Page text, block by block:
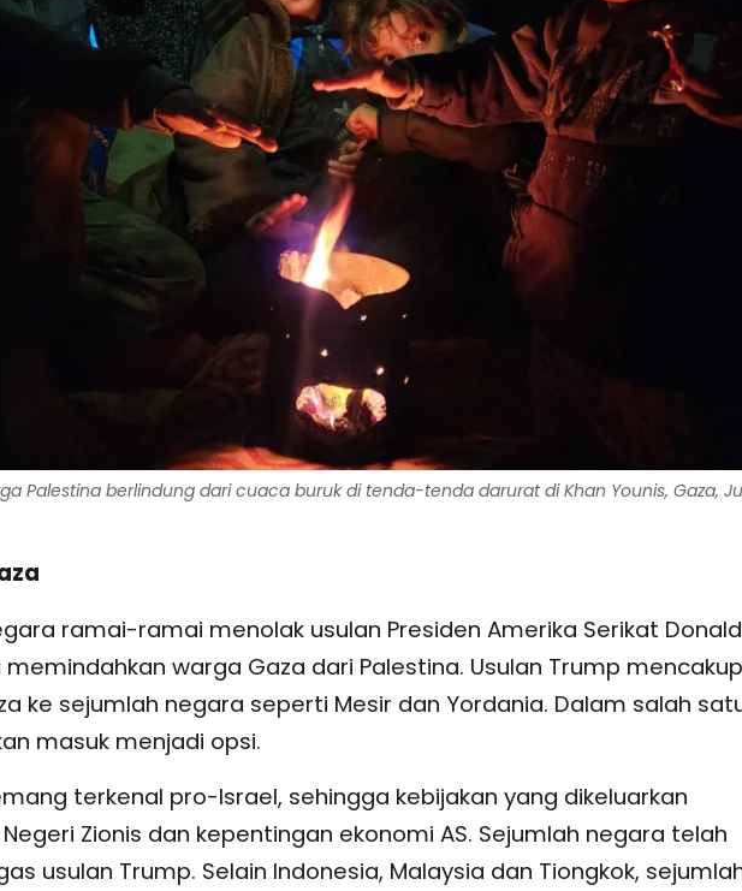
Palestina berlindung dari cuaca buruk di tenda-tenda darurat di Khan Younis, Gaza,
ramai-ramai menolak usulan Presiden Amerika Serikat Donald
warga Gaza dari Palestina. Usulan Trump mencakup
ke sejumlah negara seperti Mesir dan Yordania. Dalam salah
masuk menjadi opsi.
terkenal pro-Israel, sehingga kebijakan yang dikeluarkan
Zionis dan kepentingan ekonomi AS. Sejumlah negara telah
usulan Trump. Selain Indonesia, Malaysia dan Tiongkok,